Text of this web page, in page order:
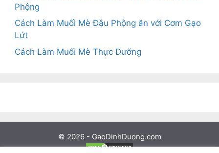
Phộng
Cách Làm Muối Mè Đậu Phộng ăn với Cơm Gạo
Lứt
Cách Làm Muối Mè Thực Dưỡng
© 2026 - GaoDinhDuong.com